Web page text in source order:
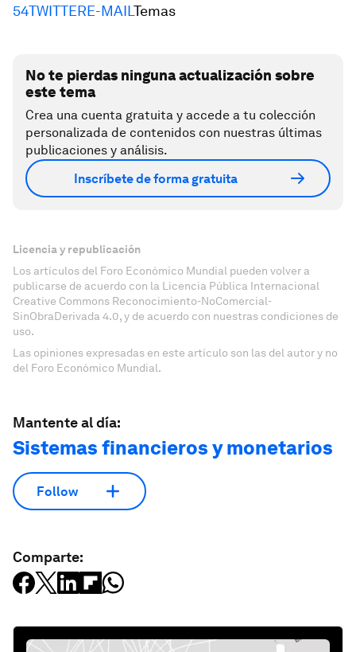
54TWITTERE-MAILTemas
No te pierdas ninguna actualización sobre
este tema
Crea una cuenta gratuita y accede a tu colección
personalizada de contenidos con nuestras últimas
publicaciones y análisis.
Inscríbete de forma gratuita
Licencia y republicación
Los artículos del Foro Económico Mundial pueden volver a
publicarse de acuerdo con la Licencia Pública Internacional
Creative Commons Reconocimiento-NoComercial-
SinObraDerivada 4.0, y de acuerdo con nuestras condiciones de
uso.
Las opiniones expresadas en este artículo son las del autor y no
del Foro Económico Mundial.
Mantente al día:
Sistemas financieros y monetarios
Follow
Comparte: